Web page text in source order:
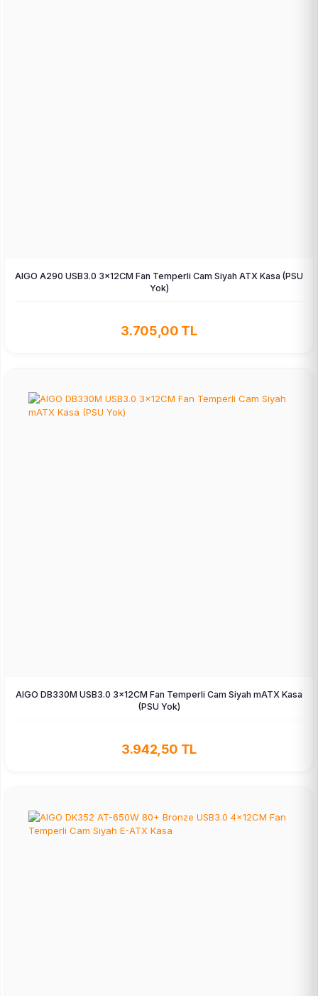
AIGO A290 USB3.0 3×12CM Fan Temperli Cam Siyah ATX Kasa (PSU
Yok)
3.705,00 TL
AIGO DB330M USB3.0 3×12CM Fan Temperli Cam Siyah mATX Kasa
(PSU Yok)
3.942,50 TL